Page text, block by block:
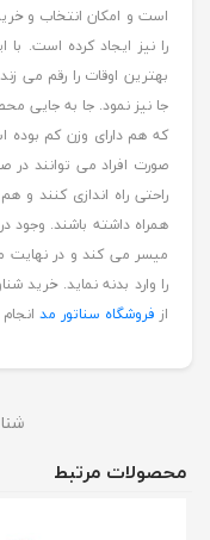
است و امکان انتخاب و
را نیز ایجاد کرده است.
بهترین اوقات را رقم می
جا نیز نمود. جا به جایی
که هم دارای وزن کم بوده
صورت افراد می توانند
راحتی راه اندازی کنند و
همراه داشته باشند. وجود
میسر می کند و در نهایت
از فروشگاه سناتور مد
محصولات مرتبط